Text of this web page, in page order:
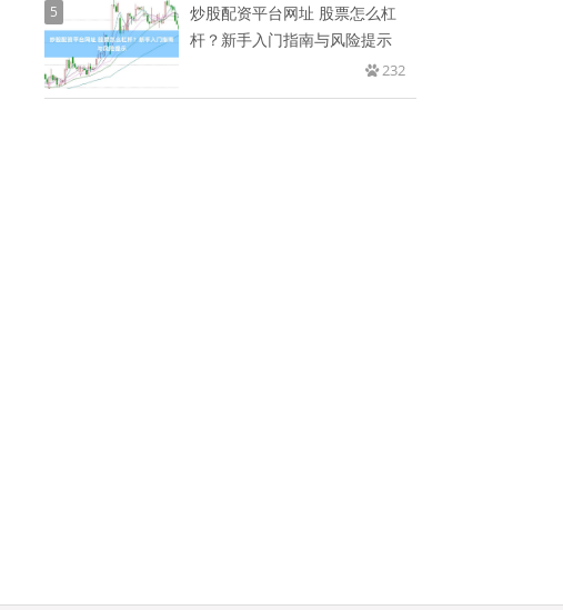
5
炒股配资平台网址 股票怎么杠
杆？新手入门指南与风险提示
232